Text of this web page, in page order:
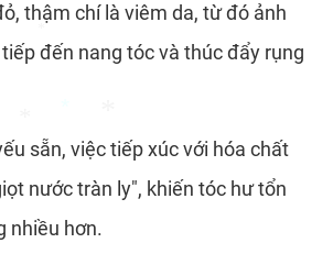
*
thậm chí là viêm da, từ đó ảnh
đến nang tóc và thúc đẩy rụng
sẵn, việc tiếp xúc với hóa chất
nước tràn ly", khiến tóc hư tổn
nhiều hơn.